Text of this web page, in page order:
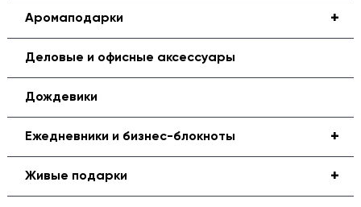
+
Аромаподарки
Деловые и офисные аксессуары
Дождевики
+
Ежедневники и бизнес-блокноты
+
Живые подарки